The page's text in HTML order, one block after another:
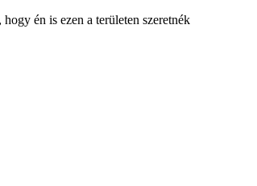
én is ezen a területen szeretnék